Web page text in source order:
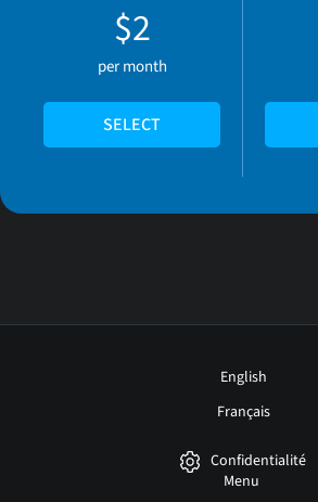
$2
per month
SELECT
English
Français
Confidentialité
Menu